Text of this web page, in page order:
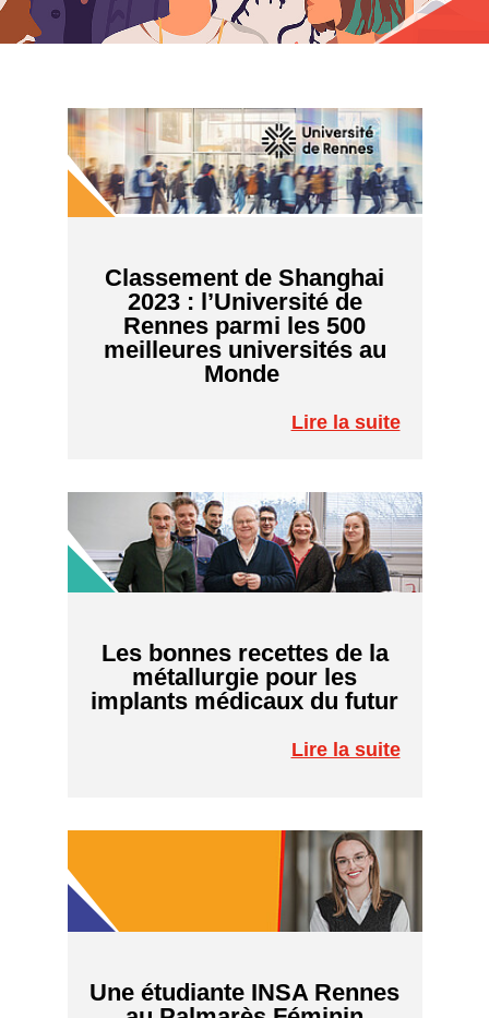
Classement de Shanghai
2023 : l’Université de
Rennes parmi les 500
meilleures universités au
Monde
Lire la suite
Les bonnes recettes de la
métallurgie pour les
implants médicaux du futur
Lire la suite
Une étudiante INSA Rennes